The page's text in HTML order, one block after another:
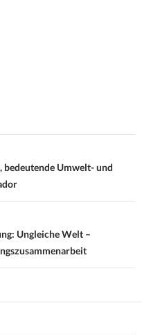
Umwelt- und
Ungleiche Welt –